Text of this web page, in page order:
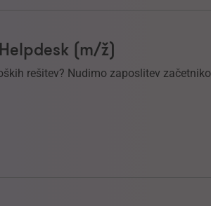
(m/ž)
rešitev? Nudimo zaposlitev